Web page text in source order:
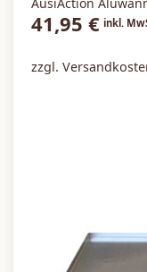
41,95 € inkl.
zzgl.